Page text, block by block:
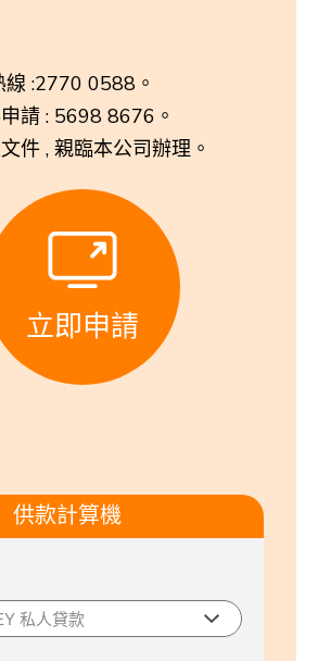
:2770 0588。
請 : 5698 8676。
件 , 親臨本公司辦理。
立即申請
供款計算機